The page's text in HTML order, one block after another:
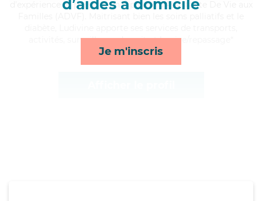
d’aides à domicile
Je m'inscris
d'expérience et possède un diplôme d'Assistante De Vie aux
activités, surveillance de nuit et lessive/repassage*